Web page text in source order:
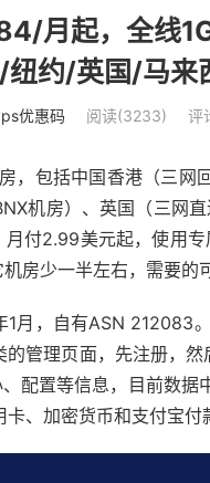
月起，全线
约/英国/马来
优惠码 阅读(3233) 评
包括中国香港（三网
机房）、英国（三网
付2.99美元起，使用
房少一半左右，需要的
月，自有ASN 212083
管理页面，先注册，然
置等信息，目前数据
、加密货币和支付宝付